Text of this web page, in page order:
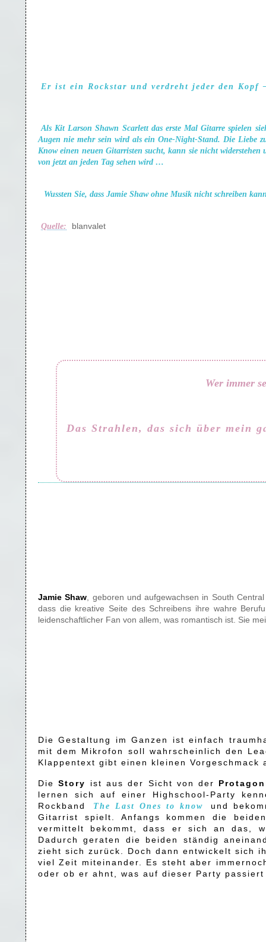
Er ist ein Rockstar und verdreht jeder den
Als Kit Larson Shawn Scarlett das erste Mal Gitarre spielen
Augen nie mehr sein wird als ein One-Night-Stand. Die Liebe
Know einen neuen Gitarristen sucht, kann sie nicht
von jetzt an jeden Tag sehen wird …
Wussten Sie, dass Jamie Shaw ohne Musik nicht schreiben
Quelle: blanvalet
Wer immer
Das Strahlen, das sich über mein
Jamie Shaw , geboren und aufgewachsen in South
dass die kreative Seite des Schreibens ihre wahre
leidenschaftlicher Fan von allem, was romantisch ist. Sie
Die Gestaltung im Ganzen ist einfach
mit dem Mikrofon soll wahrscheinlich den
Klappentext gibt einen kleinen
DieStory ist aus der Sicht von der
lernen sich auf einer Highschool-Party
Rockband
The Last Ones to know
und
Gitarrist spielt. Anfangs kommen die
vermittelt bekommt, dass er sich an das,
Dadurch geraten die beiden ständig
zieht sich zurück. Doch dann entwickelt sich
viel Zeit miteinander. Es steht aber
oder ob er ahnt, was auf dieser Party